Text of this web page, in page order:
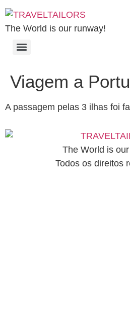
The World is our runway!
Viagem a
A passagem pelas 3 ilhas foi
The World is
Todos os direitos